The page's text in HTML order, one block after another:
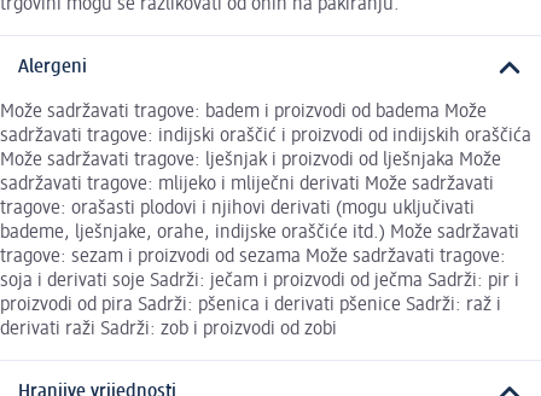
trgovini mogu se razlikovati od onih na pakiranju.
Alergeni
Može sadržavati tragove: badem i proizvodi od badema Može
sadržavati tragove: indijski oraščić i proizvodi od indijskih oraščića
Može sadržavati tragove: lješnjak i proizvodi od lješnjaka Može
sadržavati tragove: mlijeko i mliječni derivati Može sadržavati
tragove: orašasti plodovi i njihovi derivati (mogu uključivati
bademe, lješnjake, orahe, indijske oraščiće itd.) Može sadržavati
tragove: sezam i proizvodi od sezama Može sadržavati tragove:
soja i derivati soje Sadrži: ječam i proizvodi od ječma Sadrži: pir i
proizvodi od pira Sadrži: pšenica i derivati pšenice Sadrži: raž i
derivati raži Sadrži: zob i proizvodi od zobi